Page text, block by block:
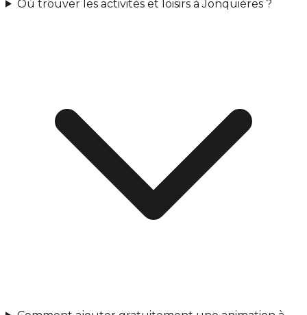
Où trouver les activités et loisirs à Jonquières ?